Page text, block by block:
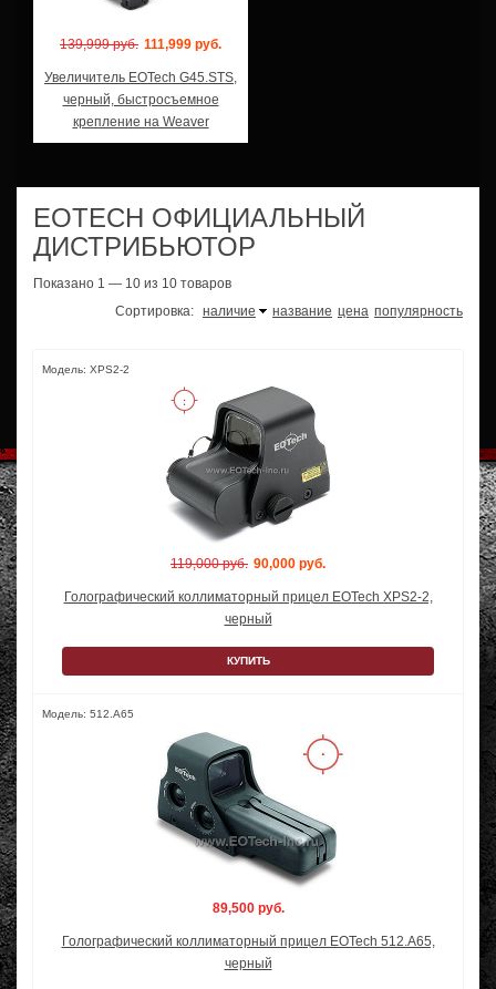
139,999 руб. 111,999 руб.
Увеличитель EOTech G45.STS,
черный, быстросъемное
крепление на Weaver
EOTECH ОФИЦИАЛЬНЫЙ
ДИСТРИБЬЮТОР
Показано 1 — 10 из 10 товаров
Сортировка: наличие название цена популярность
Модель: XPS2-2
119,000 руб. 90,000 руб.
Голографический коллиматорный прицел EOTech XPS2-2,
черный
КУПИТЬ
Модель: 512.A65
89,500 руб.
Голографический коллиматорный прицел EOTech 512.A65,
черный